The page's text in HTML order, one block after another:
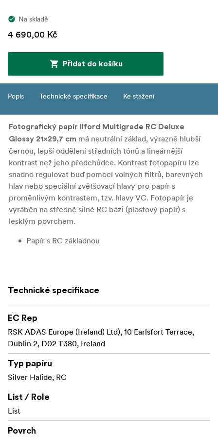
Na skladě
4 690,00 Kč
Přidat do košíku
Popis Technické specifikace Ke stažení
Fotografický papír Ilford Multigrade RC Deluxe
Glossy 21x29,7 cm má neutrální základ, výrazně hlubší
černou, lepší oddělení středních tónů a lineárnější
kontrast než jeho předchůdce. Kontrast fotopapíru lze
snadno regulovat buď pomocí volných filtrů, barevných
hlav nebo speciální zvětšovací hlavy pro papír s
proměnlivým kontrastem, tzv. hlavy VC. Fotopapír je
vyráběn na středně silné RC bázi (plastový papír) s
lesklým povrchem.
Papír s RC základnou
Technické specifikace
EC Rep
RSK ADAS Europe (Ireland) Ltd), 10 Earlsfort Terrace,
Dublin 2, D02 T380, Ireland
Typ papíru
Silver Halide, RC
List / Role
List
Povrch